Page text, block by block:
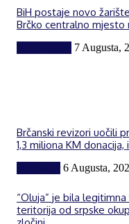
BiH postaje novo
Brčko centralno mjesto
7 Augusta,
Brčanski revizori uočili
1,3 miliona KM donacija,
6 Augusta,
“Oluja” je bila
teritorija od srpske